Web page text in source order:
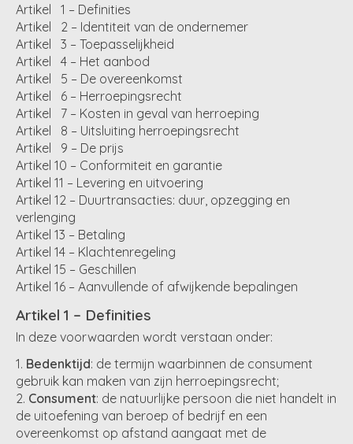
Artikel 1 – Definities
Artikel 2 – Identiteit van de ondernemer
Artikel 3 – Toepasselijkheid
Artikel 4 – Het aanbod
Artikel 5 – De overeenkomst
Artikel 6 – Herroepingsrecht
Artikel 7 – Kosten in geval van herroeping
Artikel 8 – Uitsluiting herroepingsrecht
Artikel 9 – De prijs
Artikel 10 – Conformiteit en garantie
Artikel 11 – Levering en uitvoering
Artikel 12 – Duurtransacties: duur, opzegging en
verlenging
Artikel 13 – Betaling
Artikel 14 – Klachtenregeling
Artikel 15 – Geschillen
Artikel 16 – Aanvullende of afwijkende bepalingen
Artikel 1 – Definities
In deze voorwaarden wordt verstaan onder:
Bedenktijd: de termijn waarbinnen de consument
gebruik kan maken van zijn herroepingsrecht;
Consument: de natuurlijke persoon die niet handelt in
de uitoefening van beroep of bedrijf en een
overeenkomst op afstand aangaat met de